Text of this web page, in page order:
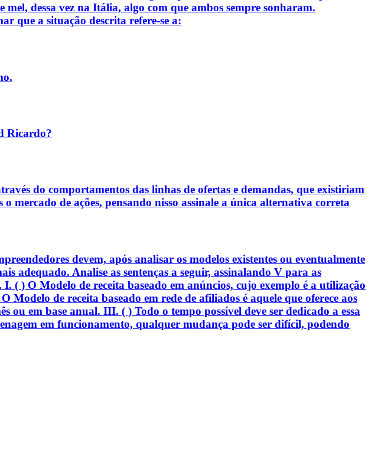
dessa vez na Itália, algo com que ambos sempre sonharam.
que a situação descrita refere-se a:
Ricardo?
do comportamentos das linhas de ofertas e demandas, que existiriam
mercado de ações, pensando nisso assinale a única alternativa correta
devem, após analisar os modelos existentes ou eventualmente
adequado. Analise as sentenças a seguir, assinalando V para as
( ) O Modelo de receita baseado em anúncios, cujo exemplo é a utilização
de receita baseado em rede de afiliados é aquele que oferece aos
ou em base anual. III. ( ) Todo o tempo possível deve ser dedicado a essa
em funcionamento, qualquer mudança pode ser difícil, podendo